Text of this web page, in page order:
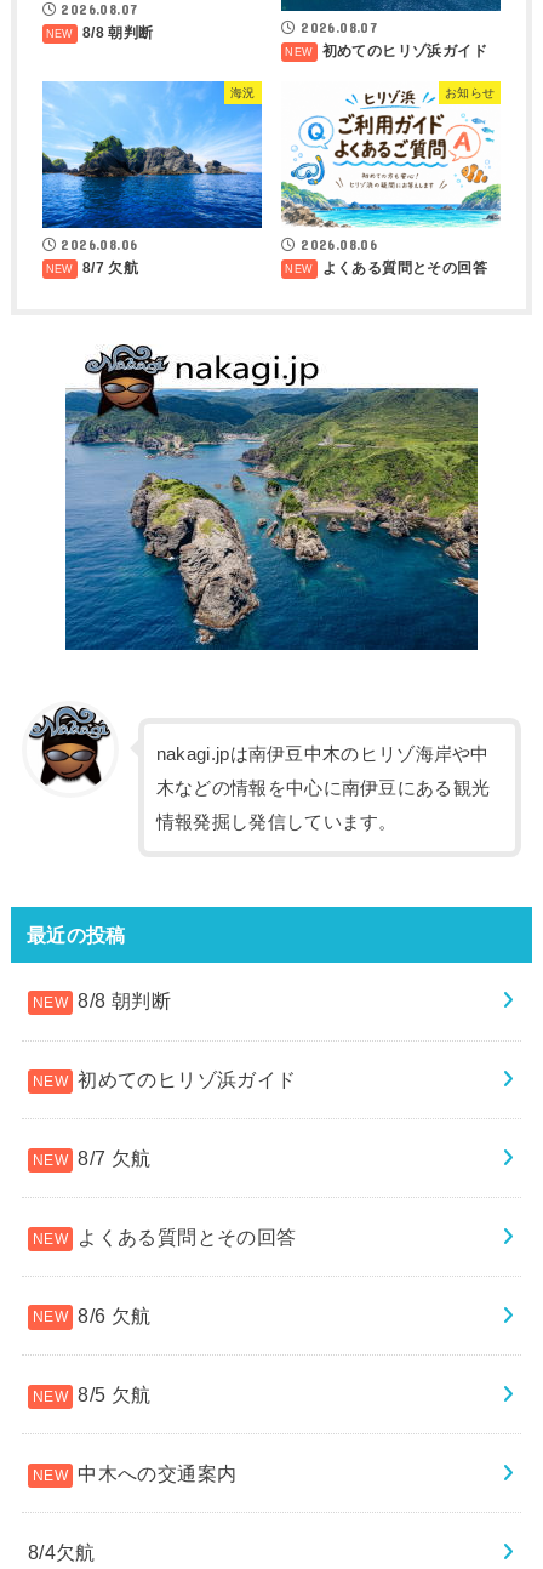
2026.08.07
8/8 朝判断 2026.08.07
初めてのヒリゾ浜ガイド
海況
2026.08.06
8/7 欠航
お知らせ
2026.08.06
よくある質問とその回答
nakagi.jpは南伊豆中木のヒリゾ海岸や中
木などの情報を中心に南伊豆にある観光
情報発掘し発信しています。
最近の投稿
8/8 朝判断
初めてのヒリゾ浜ガイド
8/7 欠航
よくある質問とその回答
8/6 欠航
8/5 欠航
中木への交通案内
8/4欠航